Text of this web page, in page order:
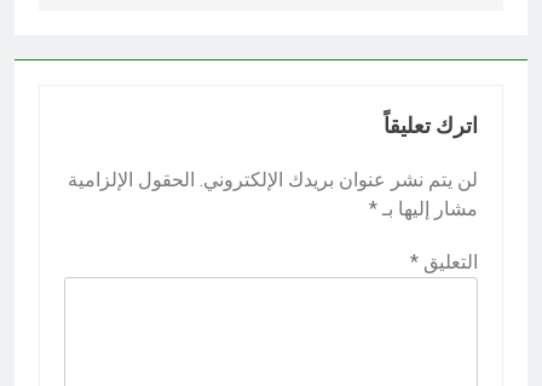
اترك تعليقاً
لن يتم نشر عنوان بريدك الإلكتروني. الحقول الإلزامية
مشار إليها بـ *
التعليق *